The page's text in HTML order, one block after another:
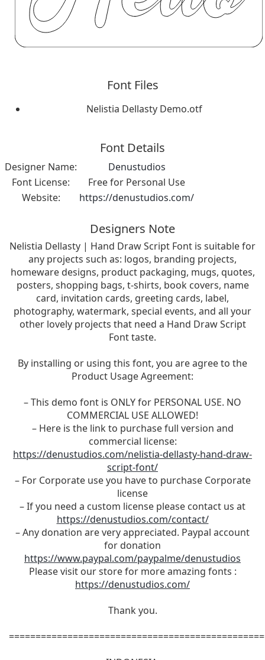
Font Files
Nelistia Dellasty Demo.otf
Font Details
Designer Name:
Denustudios
Font License:
Free for Personal Use
Website:
https://denustudios.com/
Designers Note
Nelistia Dellasty | Hand Draw Script Font is suitable for
any projects such as: logos, branding projects,
homeware designs, product packaging, mugs, quotes,
posters, shopping bags, t-shirts, book covers, name
card, invitation cards, greeting cards, label,
photography, watermark, special events, and all your
other lovely projects that need a Hand Draw Script
Font taste.
By installing or using this font, you are agree to the
Product Usage Agreement:
– This demo font is ONLY for PERSONAL USE. NO
COMMERCIAL USE ALLOWED!
– Here is the link to purchase full version and
commercial license:
https://denustudios.com/nelistia-dellasty-hand-draw-
script-font/
– For Corporate use you have to purchase Corporate
license
– If you need a custom license please contact us at
https://denustudios.com/contact/
– Any donation are very appreciated. Paypal account
for donation
https://www.paypal.com/paypalme/denustudios
Please visit our store for more amazing fonts :
https://denustudios.com/
Thank you.